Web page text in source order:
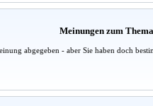
Meinungen zum Thema
abgegeben - aber Sie haben doch